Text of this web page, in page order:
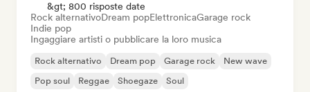
&gt; 800 risposte date
Rock alternativoDream popElettronicaGarage rock
Indie pop
Ingaggiare artisti o pubblicare la loro musica
Rock alternativo Dream pop Garage rock
New wave
Pop soul
Reggae Shoegaze Soul